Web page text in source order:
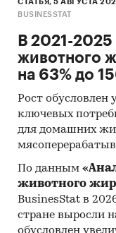
декабрю
общей
Инфляция на
общей
актуальный
2002-2025
Инфляция на
общей
актуальный
2002-2025
Цены на
регионы с
BUSINESSTAT
В 2021-2025
животного
на 63% до
Рост обусловлен
ключевых
для домашних
По данным
животного
BusinesStat в
стране выросли
обусловлен